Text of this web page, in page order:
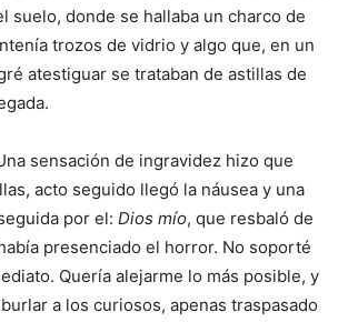
suelo, donde se hallaba un charco de
trozos de vidrio y algo que, en un
atestiguar se trataban de astillas de
sensación de ingravidez hizo que
acto seguido llegó la náusea y una
por el: Dios mío, que resbaló de
presenciado el horror. No soporté
Quería alejarme lo más posible, y
a los curiosos, apenas traspasado